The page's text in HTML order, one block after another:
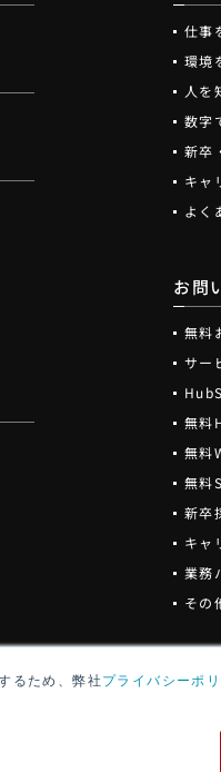
るため、弊社プライバシーポ
仕事
環境
人を
数字
新卒
キャ
よく
お問
無料
サー
無料
無料
無料
新卒
キャ
業務
その
ア